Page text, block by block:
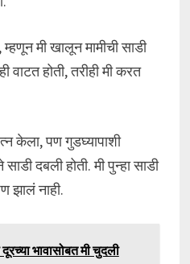
मी खालून मामीची साडी
वाटत होती, तरीही मी करत
केला, पण गुडघ्यापाशी
दबली होती. मी पुन्हा साडी
झालं नाही.
दूरच्या भावासोबत मी चुदली